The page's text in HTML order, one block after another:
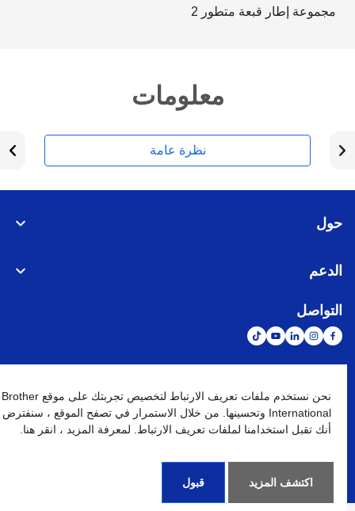
مجموعة إطار قبعة متطور 2
معلومات
نظرة عامة
حول
الدعم
التواصل
الشبكة العالمية
نهج الخصوصية شروط الإستخدام خريطة الموقع الإنتقال إلى الموقع العالمي
كافة الحقوق محفوظة. BROTHER INTERNATIONAL (GULF) FZE
2026
نحن نستخدم ملفات تعريف الارتباط لتخصيص تجربتك على موقع Brother
International وتحسينها. من خلال الاستمرار في تصفح الموقع ، سنفترض
أنك تقبل استخدامنا لملفات تعريف الارتباط. لمعرفة المزيد ، انقر هنا.
اكتشف المزيد قبول